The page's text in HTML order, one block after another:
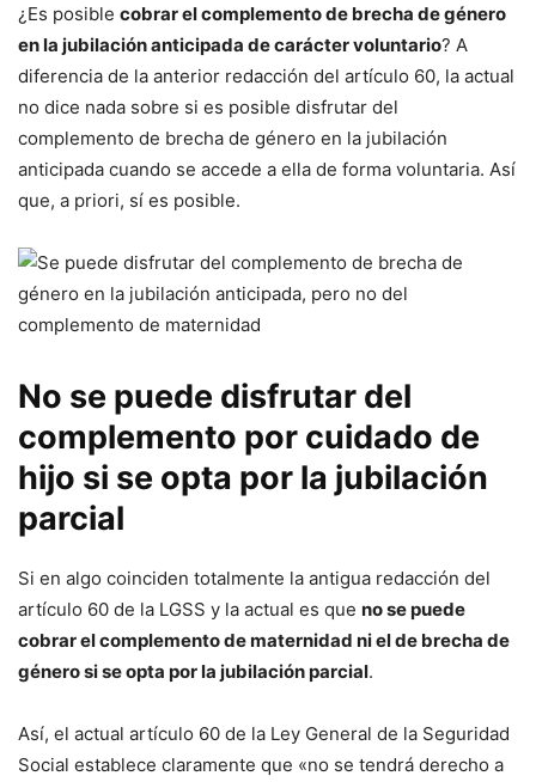
¿Es posible cobrar el complemento de brecha de género
en la jubilación anticipada de carácter voluntario? A
diferencia de la anterior redacción del artículo 60, la actual
no dice nada sobre si es posible disfrutar del
complemento de brecha de género en la jubilación
anticipada cuando se accede a ella de forma voluntaria. Así
que, a priori, sí es posible.
No se puede disfrutar del
complemento por cuidado de
hijo si se opta por la jubilación
parcial
Si en algo coinciden totalmente la antigua redacción del
artículo 60 de la LGSS y la actual es que no se puede
cobrar el complemento de maternidad ni el de brecha de
género si se opta por la jubilación parcial.
Así, el actual artículo 60 de la Ley General de la Seguridad
Social establece claramente que «no se tendrá derecho a